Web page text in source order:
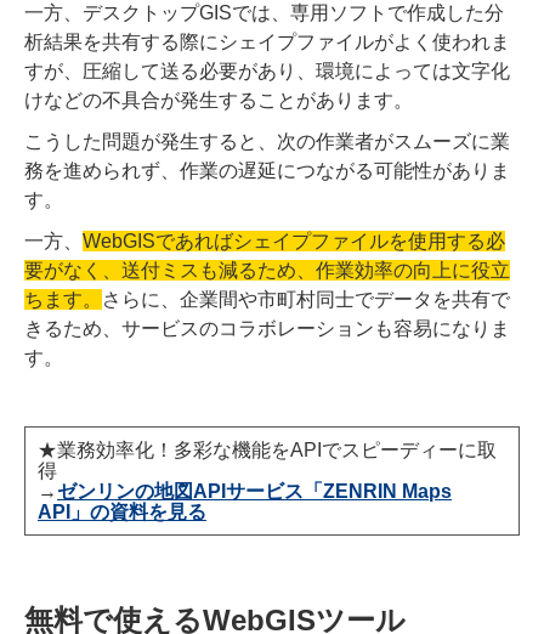
一方、デスクトップGISでは、専用ソフトで作成した分
析結果を共有する際にシェイプファイルがよく使われま
すが、圧縮して送る必要があり、環境によっては文字化
けなどの不具合が発生することがあります。
こうした問題が発生すると、次の作業者がスムーズに業
務を進められず、作業の遅延につながる可能性がありま
す。
一方、 WebGISであればシェイプファイルを使用する必
要がなく、送付ミスも減るため、作業効率の向上に役立
ちます。
さらに、企業間や市町村同士でデータを共有で
きるため、サービスのコラボレーションも容易になりま
す。
★業務効率化！多彩な機能をAPIでスピーディーに取
得
→ゼンリンの地図APIサービス「ZENRIN Maps
API」の資料を見る
無料で使えるWebGISツール